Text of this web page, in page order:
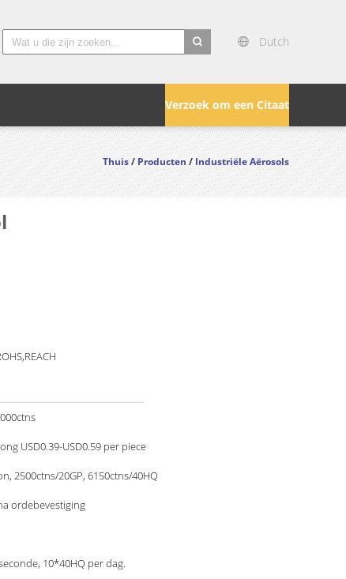
Dutch
Verzoek om een Citaat
Thuis/Producten/Industriële Aërosols
USD0.39-USD0.59 per piece
2500ctns/20GP, 6150ctns/40HQ
ordebevestiging
10*40HQ per dag.